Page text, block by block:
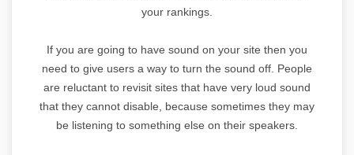
your rankings.
If you are going to have sound on your site then you
need to give users a way to turn the sound off. People
are reluctant to revisit sites that have very loud sound
that they cannot disable, because sometimes they may
be listening to something else on their speakers.